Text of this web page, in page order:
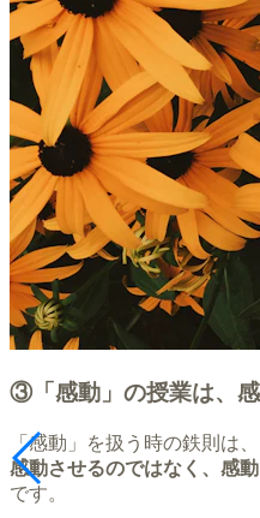
③「感動」の授業は、
「感動」を扱う時の鉄則は、
感動させるのではなく、感
です。